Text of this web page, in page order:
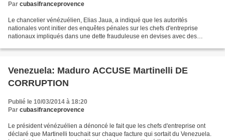
Par cubasifranceprovence
Le chancelier vénézuélien, Elias Jaua, a indiqué que les autorités
nationales vont initier des enquêtes pénales sur les chefs d'entreprise
nationaux impliqués dans une dette frauduleuse en devises avec des
Venezuela: Maduro ACCUSE Martinelli DE
CORRUPTION
Publié le 10/03/2014 à 18:20
Par cubasifranceprovence
Le président vénézuélien a dénoncé le fait que les chefs d'entreprise ont
déclaré que Martinelli touchait sur chaque facture qui sortait du Venezuela.